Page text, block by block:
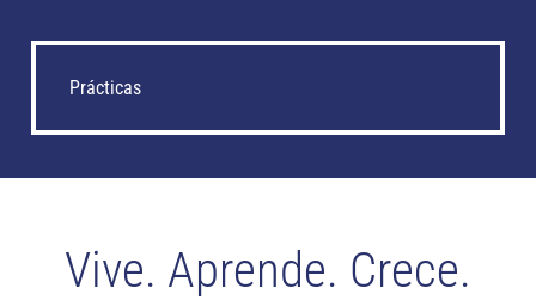
Prácticas
Vive. Aprende. Crece.